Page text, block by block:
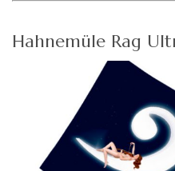
Hahnemüle Rag